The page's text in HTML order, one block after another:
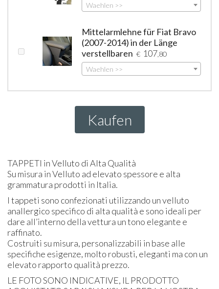
Waehlen >>
Mittelarmlehne für Fiat Bravo
(2007-2014) in der Länge
verstellbaren € 107 ,80
Waehlen >>
Kaufen
TAPPETI in Velluto di Alta Qualità
Su misura in Velluto ad elevato spessore e alta
grammatura prodotti in Italia.
I tappeti sono confezionati utilizzando un velluto
anallergico specifico di alta qualità e sono ideali per
dare all’interno della vettura un tono elegante e
raffinato.
Costruiti su misura, personalizzabili in base alle
specifiche esigenze, molto robusti, eleganti ma con un
elevato rapporto qualità prezzo.
LE FOTOSONO INDICATIVE, IL PRODOTTO